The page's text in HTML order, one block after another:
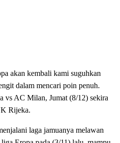
akan kembali kami suguhkan
dalam mencari poin penuh.
vs AC Milan, Jumat (8/12) sekira
Rijeka.
laga jamuanya melawan